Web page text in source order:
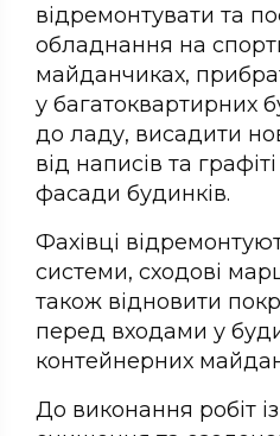
відремонтувати та
обладнання на
майданчиках,
у багатоквартирних
до ладу, висадити
від написів та
фасади будинків.
Фахівці
системи, сходові
також відновити
перед входами у
контейнерних
До виконання робіт